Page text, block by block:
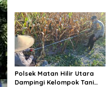
Anggaran 2027 dan Bentuk
Panitia Khusus
Polsek Matan Hilir Utara
Dampingi Kelompok Tani